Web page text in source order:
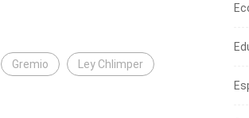
Gremio Ley Chlimper